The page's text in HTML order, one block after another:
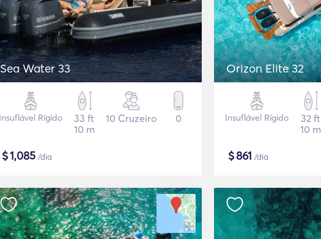
Sea Water 33
Insuflável Rígido
33 ft
10 m
10 Cruzeiro 0
$1,085 /dia
Orizon Elite 32
Insuflável Rígido
32 ft
10 m
$861 /dia